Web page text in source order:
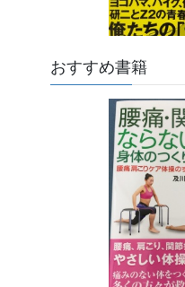
おすすめ書籍